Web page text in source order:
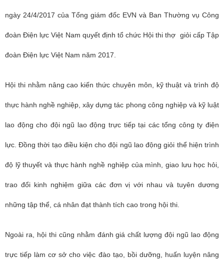
ngày 24/4/2017 của Tổng giám đốc EVN và Ban Thường vụ Công
đoàn Điện lực Việt Nam quyết định tổ chức Hội thi thợ giỏi cấp Tập
đoàn Điện lực Việt Nam năm 2017.
Hội thi nhằm nâng cao kiến thức chuyên môn, kỹ thuật và trình độ
thực hành nghề nghiệp, xây dựng tác phong công nghiệp và kỹ luật
lao động cho đội ngũ lao động trực tiếp tại các tổng công ty điện
lực. Đồng thời tạo điều kiện cho đội ngũ lao động giỏi thể hiện trình
độ lỹ thuyết và thực hành nghề nghiệp của mình, giao lưu học hỏi,
trao đổi kinh nghiệm giữa các đơn vị với nhau và tuyên dương
những tập thể, cá nhân đạt thành tích cao trong hội thi.
Ngoài ra, hội thi cũng nhằm đánh giá chất lượng đội ngũ lao động
trực tiếp làm cơ sở cho việc đào tạo, bồi dưỡng, huấn luyện nâng